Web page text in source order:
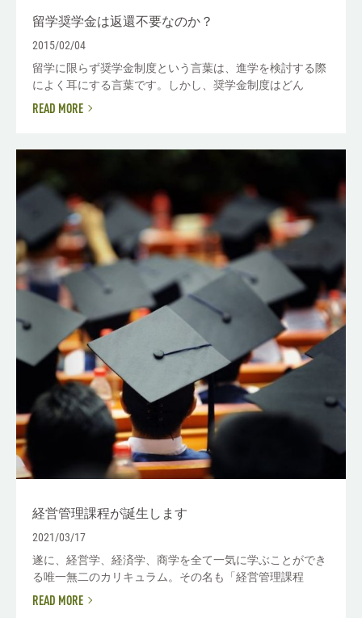
留学奨学金は返還不要なのか？
2015/02/04
留学に限らず奨学金制度という言葉は、進学を検討する際
によく耳にする言葉です。しかし、奨学金制度はどん
READ MORE
経営管理課程が誕生します
2021/03/17
遂に、経営学、経済学、商学を全て一気に学ぶことができ
る唯一無二のカリキュラム。その名も「経営管理課程
READ MORE